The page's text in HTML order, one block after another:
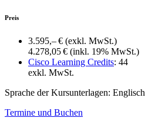
Preis
3.595,– € (exkl. MwSt.)
4.278,05 € (inkl. 19% MwSt.)
Cisco Learning Credits: 44
exkl. MwSt.
Sprache der Kursunterlagen: Englisch
Termine und Buchen